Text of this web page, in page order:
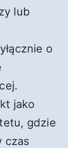
lub
o
jako
gdzie
czas